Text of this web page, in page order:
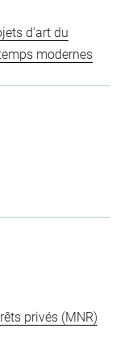
d'art du
modernes
privés (MNR)